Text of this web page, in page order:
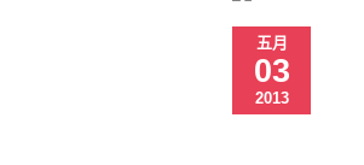
五月
03
2013